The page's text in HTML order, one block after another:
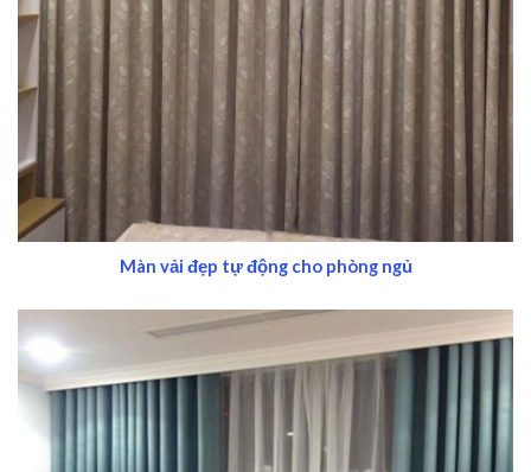
Màn vải đẹp tự động cho phòng ngủ